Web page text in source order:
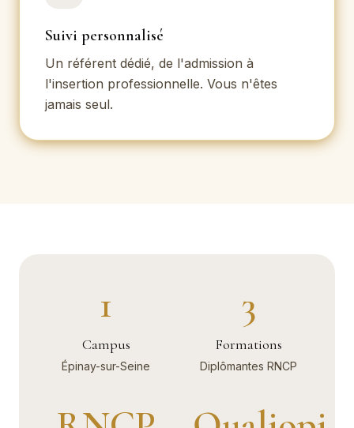
Suivi personnalisé
Un référent dédié, de l'admission à
l'insertion professionnelle. Vous n'êtes
jamais seul.
1
Campus
Épinay-sur-Seine
3
Formations
Diplômantes RNCP